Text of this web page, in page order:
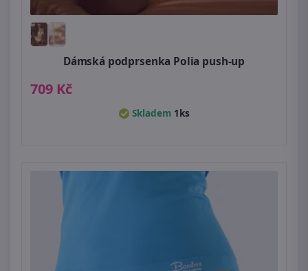
Dámská podprsenka Polia push-up
709 Kč
Skladem 1ks